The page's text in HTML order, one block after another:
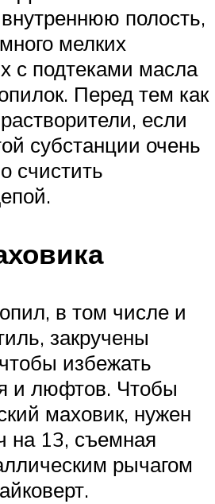
полость,
мелких
с подтеками масла
Перед тем как
если
субстанции очень
счистить
в том числе и
закручены
избежать
и люфтов. Чтобы
маховик, нужен
на 13, съемная
рычагом